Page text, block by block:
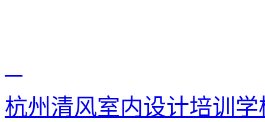
杭州清风室内设计培训学